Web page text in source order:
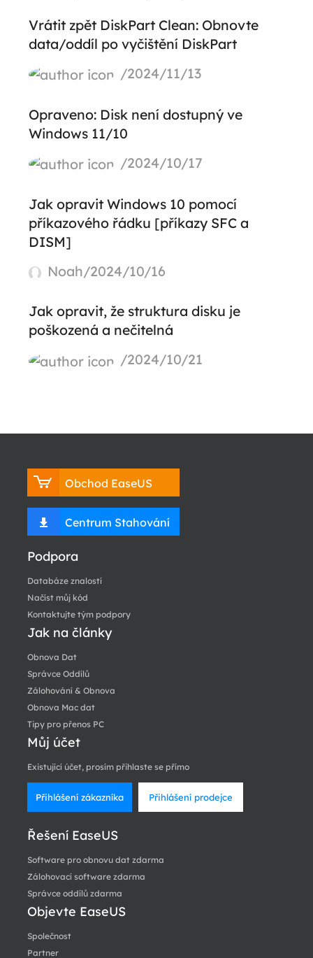
Vrátit zpět DiskPart Clean: Obnovte
data/oddíl po vyčištění DiskPart
/2024/11/13
Opraveno: Disk není dostupný ve
Windows 11/10
/2024/10/17
Jak opravit Windows 10 pomocí
příkazového řádku [příkazy SFC a
DISM]
Noah/2024/10/16
Jak opravit, že struktura disku je
poškozená a nečitelná
/2024/10/21
Obchod EaseUS
Centrum Stahování
Podpora
Databáze znalostí
Načíst můj kód
Kontaktujte tým podpory
Jak na články
Obnova Dat
Správce Oddílů
Zálohování & Obnova
Obnova Mac dat
Tipy pro přenos PC
Můj účet
Existující účet, prosím přihlaste se přímo
Přihlášení zákazníka Přihlášení prodejce
Řešení EaseUS
Software pro obnovu dat zdarma
Zálohovací software zdarma
Správce oddílů zdarma
Objevte EaseUS
Společnost
Partner